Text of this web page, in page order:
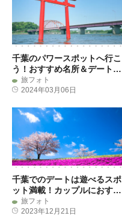
千葉のパワースポットへ行こ
う！おすすめ名所＆デートコ
ース紹介
旅フォト
2024年03月06日
千葉でのデートは遊べるスポ
ット満載！カップルにおすす
めドライブデートコースも紹
介
旅フォト
2023年12月21日